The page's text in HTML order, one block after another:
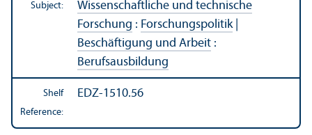
Subject:
Wissenschaftliche und technische
Forschung : Forschungspolitik|
Beschäftigung und Arbeit :
Berufsausbildung
Shelf
Reference:
EDZ-1510.56